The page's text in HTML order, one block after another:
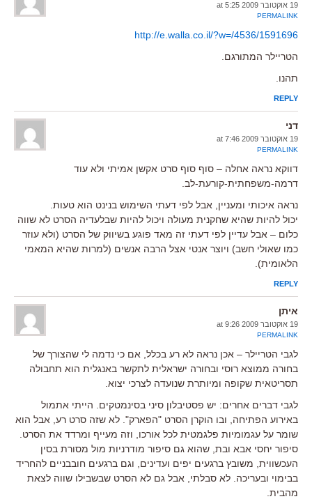
19 אוקטובר 2009 at 5:25
PERMALINK
http://e.walla.co.il/?w=/4536/1591696
הטריילר המתורגם.
תהנו.
REPLY
דני
19 אוקטובר 2009 at 7:46
PERMALINK
דווקא נראה אחלה – סוף סוף סרט אקשן אמיתי ולא עוד
דרמה-משפחתית-קורעת-לב.
נראה איכותי ומעניין, אבל לפי דעתי השימוש בנינט הוא טעות.
יכול להיות שהיא שחקנית מעולה ויכול להיות שבלעדיה הסרט לא שווה
כלום – אבל עדיין לפי דעתי זה מאד פוגע בשיווק של הסרט (ולא עוזר
כמו שאולי חשב) ויוצר אנטי אצל הרבה אנשים (למרות שהיא המאמי
הלאומית).
REPLY
איתן
19 אוקטובר 2009 at 9:26
PERMALINK
לגבי הטריילר – אכן נראה לא רע בכלל, אם כי נדמה לי שהצורך של
בחורה ממוצא רוסי ובחורה ישראלית לתקשר באנגלית הוא תחבולה
תסריטאית שקופה ומיותרת שנועדה לצרכי יצוא.
לגבי דברים אחרים: יש פסטיבלון סיני בסינמטקים. הייתי אתמול
באירוע הפתיחה, ובו הוקרן הסרט "הפארק". לא שזה סרט רע, אבל הוא
שומר על עגמומיות פלגמטית לכל אורכו, וזה מעייף ומרדד את הסרט.
סיפור יחסי אבא ובת, שהוא גם סיפור מודרניות מול מסורת בסין
העכשווית, משובץ ברגעים יפים ועדינים, וגם ברגעים חובבניים להחריד
בבימוי ובעריכה. לא סבלתי, אבל גם לא הסרט שבשבילו שווה לצאת
מהבית.